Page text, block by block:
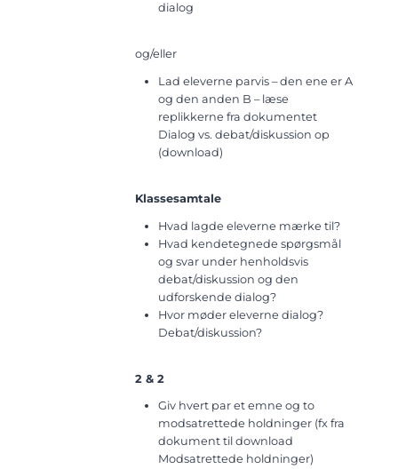
dialog
og/eller
Lad eleverne parvis – den ene er A
og den anden B – læse
replikkerne fra dokumentet
Dialog vs. debat/diskussion op
(download)
Klassesamtale
Hvad lagde eleverne mærke til?
Hvad kendetegnede spørgsmål
og svar under henholdsvis
debat/diskussion og den
udforskende dialog?
Hvor møder eleverne dialog?
Debat/diskussion?
2 & 2
Giv hvert par et emne og to
modsatrettede holdninger (fx fra
dokument til download
Modsatrettede holdninger)